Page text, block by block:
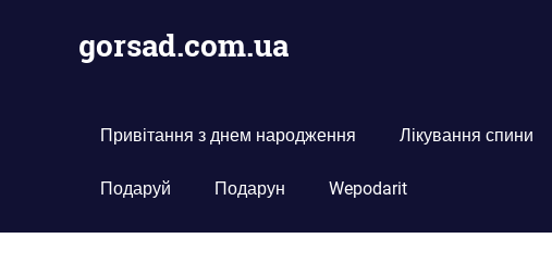
gorsad.com.ua
Привітання з днем народження Лікування спини
Подаруй Подарун Wepodarit